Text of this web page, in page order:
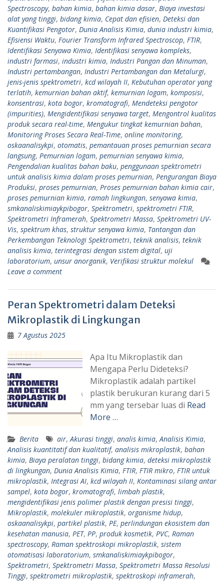
Spectroscopy, bahan kimia, bahan kimia dasar, Biaya investasi
alat yang tinggi, bidang kimia, Cepat dan efisien, Deteksi dan
Kuantifikasi Pengotor, Dunia Analisis Kimia, dunia industri kimia,
Efisiensi Waktu, Fourier Transform Infrared Spectroscop, FTIR,
Identifikasi Senyawa Kimia, Identifikasi senyawa kompleks,
industri farmasi, industri kimia, Industri Pangan dan Minuman,
Industri pertambangan, Industri Pertambangan dan Metalurgi,
jenis-jenis spektrometri, kcd wilayah II, Kebutuhan operator yang
terlatih, kemurnian bahan aktif, kemurnian logam, komposisi,
konsentrasi, kota bogor, kromatografi, Mendeteksi pengotor
(impurities), Mengidentifikasi senyawa target, Mengontrol kualitas
produk secara real-time, Mengukur tingkat kemurnian bahan,
Monitoring Proses Secara Real-Time, online monitoring,
oskaanalisykpi, otomatis, pemantauan proses pemurnian secara
langsung, Pemurnian logam, pemurnian senyawa kimia,
Pengendalian kualitas bahan baku, penggunaan spektrometri
untuk analisis kimia dalam proses pemurnian, Pengurangan Biaya
Produksi, proses pemurnian, Proses pemurnian bahan kimia cair,
proses pemurnian kimia, ramah lingkungan, senyawa kimia,
smkanaliskimiaykpibogor, Spektrometri, spektrometri FTIR,
Spektrometri Inframerah, Spektrometri Massa, Spektrometri UV-
Vis, spektrum khas, struktur senyawa kimia, Tantangan dan
Perkembangan Teknologi Spektrometri, teknik analisis, teknik
analisis kimia, terintegrasi dengan sistem digital, uji
laboratorium, unsur anorganik, Verifikasi struktur molekul
Leave a comment
Peran Spektrometri dalam Deteksi
Mikroplastik di Lingkungan
7 Agustus 2025
Apa Itu Mikroplastik dan
Mengapa Perlu Dideteksi?
Mikroplastik adalah partikel
plastik berukuran kurang dari 5
mm yang tersebar luas di Read
More …
Berita air, Akurasi tinggi, analis kimia, Analisis Kimia,
Analisis kuantitatif dan kualitatif, analisis mikroplastik, bahan
kimia, Biaya peralatan tinggi, bidang kimia, deteksi mikroplastik
di lingkungan, Dunia Analisis Kimia, FTIR, FTIR mikro, FTIR untuk
mikroplastik, Integrasi AI, kcd wilayah II, Kontaminasi silang antar
sampel, kota bogor, kromatografi, limbah plastik,
mengidentifikasi jenis polimer plastik dengan presisi tinggi,
Mikroplastik, molekuler mikroplastik, organisme hidup,
oskaanalisykpi, partikel plastik, PE, perlindungan ekosistem dan
kesehatan manusia, PET, PP, produk kosmetik, PVC, Raman
spectroscopy, Raman spektroskopi mikroplastik, sistem
otomatisasi laboratorium, smkanaliskimiaykpibogor,
Spektrometri, Spektrometri Massa, Spektrometri Massa Resolusi
Tinggi, spektrometri mikroplastik, spektroskopi inframerah,